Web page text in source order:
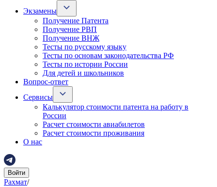
Экзамены
Получение Патента
Получение РВП
Получение ВНЖ
Тесты по русскому языку
Тесты по основам законодательства РФ
Тесты по истории России
Для детей и школьников
Вопрос-ответ
Сервисы
Калькулятор стоимости патента на работу в
России
Расчет стоимости авиабилетов
Расчет стоимости проживания
О нас
Войти
Рахмат/